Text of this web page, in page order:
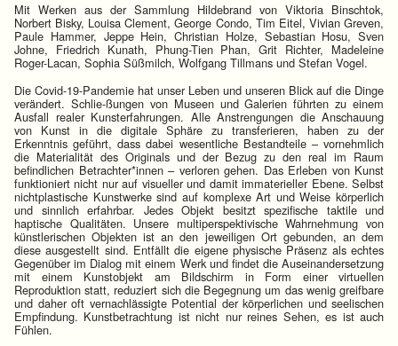
Mit Werken aus der Sammlung Hildebrand von Viktoria Binschtok,
Norbert Bisky, Louisa Clement, George Condo, Tim Eitel, Vivian Greven,
Paule Hammer, Jeppe Hein, Christian Holze, Sebastian Hosu, Sven
Johne, Friedrich Kunath, Phung-Tien Phan, Grit Richter, Madeleine
Roger-Lacan, Sophia Süßmilch, Wolfgang Tillmans und Stefan Vogel.
Die Covid-19-Pandemie hat unser Leben und unseren Blick auf die Dinge
verändert. Schlie-ßungen von Museen und Galerien führten zu einem
Ausfall realer Kunsterfahrungen. Alle Anstrengungen die Anschauung
von Kunst in die digitale Sphäre zu transferieren, haben zu der
Erkenntnis geführt, dass dabei wesentliche Bestandteile – vornehmlich
die Materialität des Originals und der Bezug zu den real im Raum
befindlichen Betrachter*innen – verloren gehen. Das Erleben von Kunst
funktioniert nicht nur auf visueller und damit immaterieller Ebene. Selbst
nichtplastische Kunstwerke sind auf komplexe Art und Weise körperlich
und sinnlich erfahrbar. Jedes Objekt besitzt spezifische taktile und
haptische Qualitäten. Unsere multiperspektivische Wahrnehmung von
künstlerischen Objekten ist an den jeweiligen Ort gebunden, an dem
diese ausgestellt sind. Entfällt die eigene physische Präsenz als echtes
Gegenüber im Dialog mit einem Werk und findet die Auseinandersetzung
mit einem Kunstobjekt am Bildschirm in Form einer virtuellen
Reproduktion statt, reduziert sich die Begegnung um das wenig greifbare
und daher oft vernachlässigte Potential der körperlichen und seelischen
Empfindung. Kunstbetrachtung ist nicht nur reines Sehen, es ist auch
Fühlen.